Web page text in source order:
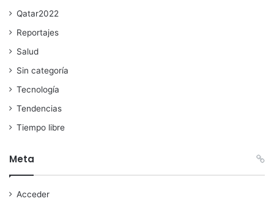
Qatar2022
Reportajes
Salud
Sin categoría
Tecnología
Tendencias
Tiempo libre
Meta
Acceder